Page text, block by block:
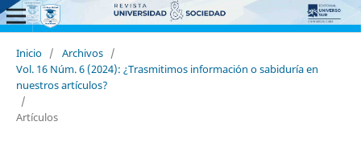
Inicio / Archivos /
Vol. 16 Núm. 6 (2024): ¿Trasmitimos información o sabiduría en
nuestros artículos?
/
Artículos